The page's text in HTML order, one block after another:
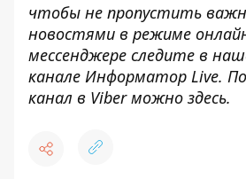
чтобы не пропустить
новостями в режиме
мессенджере следите в
канале Информатор Live.
канал в Viber можно здесь.